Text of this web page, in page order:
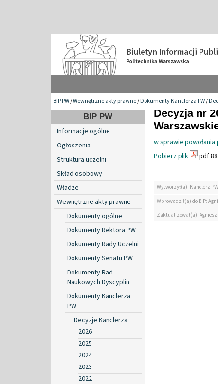
BIP PW/Wewnętrzne akty prawne/Dokumenty Kanclerza PW/
BIP PW
Informacje ogólne
Ogłoszenia
Struktura uczelni
Skład osobowy
Władze
Wewnętrzne akty prawne
Dokumenty ogólne
Dokumenty Rektora PW
Dokumenty Rady Uczelni
Dokumenty Senatu PW
Dokumenty Rad
Naukowych Dyscyplin
Dokumenty Kanclerza
PW
Decyzje Kanclerza
2026
2025
2024
2023
2022
Decyzja nr
w sprawie
Pobierz plik
pdf
Wytworzył(a): Kanclerz PW
Wprowadził(a) do BIP:
Zaktualizował(a):